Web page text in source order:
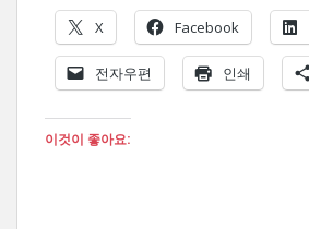
X Facebook
전자우편 인쇄
이것이 좋아요: